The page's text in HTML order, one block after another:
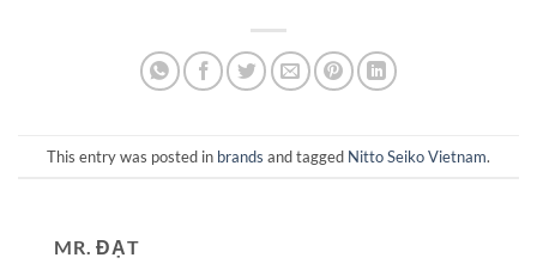
This entry was posted in brands and tagged Nitto Seiko Vietnam.
MR. ĐẠT